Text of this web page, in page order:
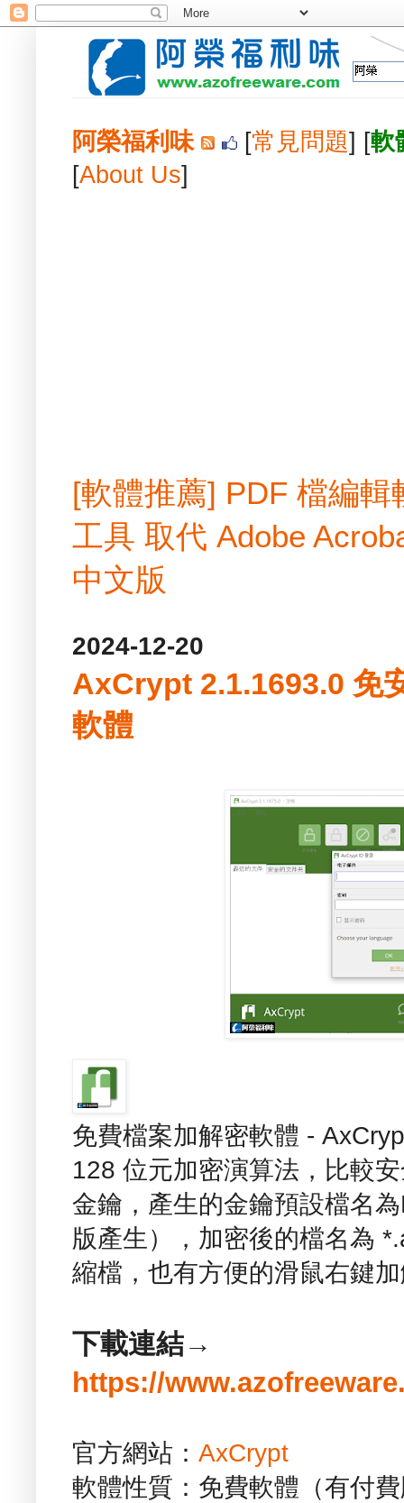
阿榮福利味 [常見問題] [軟
[About Us]
[軟體推薦] PDF 檔編
工具 取代 Adobe
中文版
2024-12-20
AxCrypt 2.1.1693.0 免
軟體
免費檔案加解密軟體 -
128 位元加密演算法，比較
金鑰，產生的金鑰預設檔名
版產生），加密後的檔名為
縮檔，也有方便的滑鼠右鍵
下載連結→
https://
官方網站： AxCrypt
軟體性質：免費軟體（有付